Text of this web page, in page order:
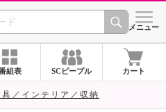
CHANNEL シメニュー
組表 SCピープル カート
具／インテリア／収納